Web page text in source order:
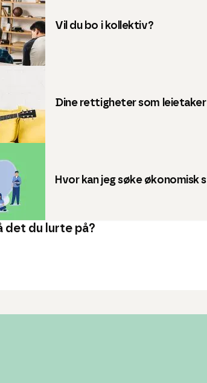
Vil du bo i kollektiv?
Dine rettigheter som leietaker
Hvor kan jeg søke økonomisk
det du lurte på?